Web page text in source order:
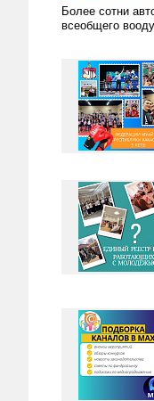
Более сотни
всеобщего